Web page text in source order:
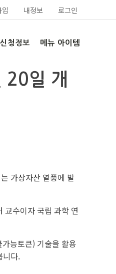
내정보 로그인
청정보 메뉴 아이템
20일 개
가상자산 열풍에 발
교수이자 국립 과학 연
능토큰) 기술을 활용
니다.